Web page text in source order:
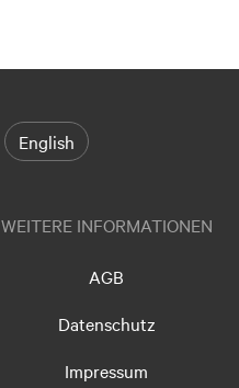
English
WEITERE INFORMATIONEN
AGB
Datenschutz
Impressum